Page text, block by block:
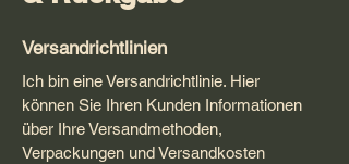
Versandrichtlinien
Ich bin eine Versandrichtlinie. Hier
können Sie Ihren Kunden Informationen
über Ihre Versandmethoden,
Verpackungen und Versandkosten